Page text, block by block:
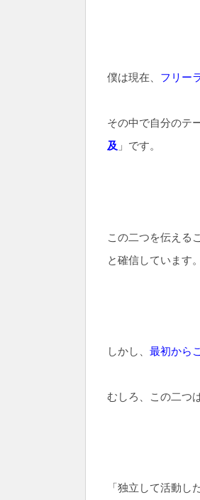
僕は現在、 フリー
その中で自分のテ
及 」です。
この二つを伝える
と確信しています。
しかし、 最初から
むしろ、この二つ
「独立して活動し